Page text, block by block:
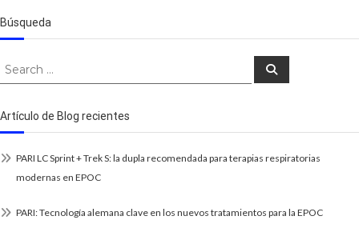
Búsqueda
Search
for:
Search
Artículo de Blog recientes
PARI LC Sprint + Trek S: la dupla recomendada para terapias respiratorias
modernas en EPOC
PARI: Tecnología alemana clave en los nuevos tratamientos para la EPOC